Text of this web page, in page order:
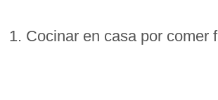
1. Cocinar en casa por comer